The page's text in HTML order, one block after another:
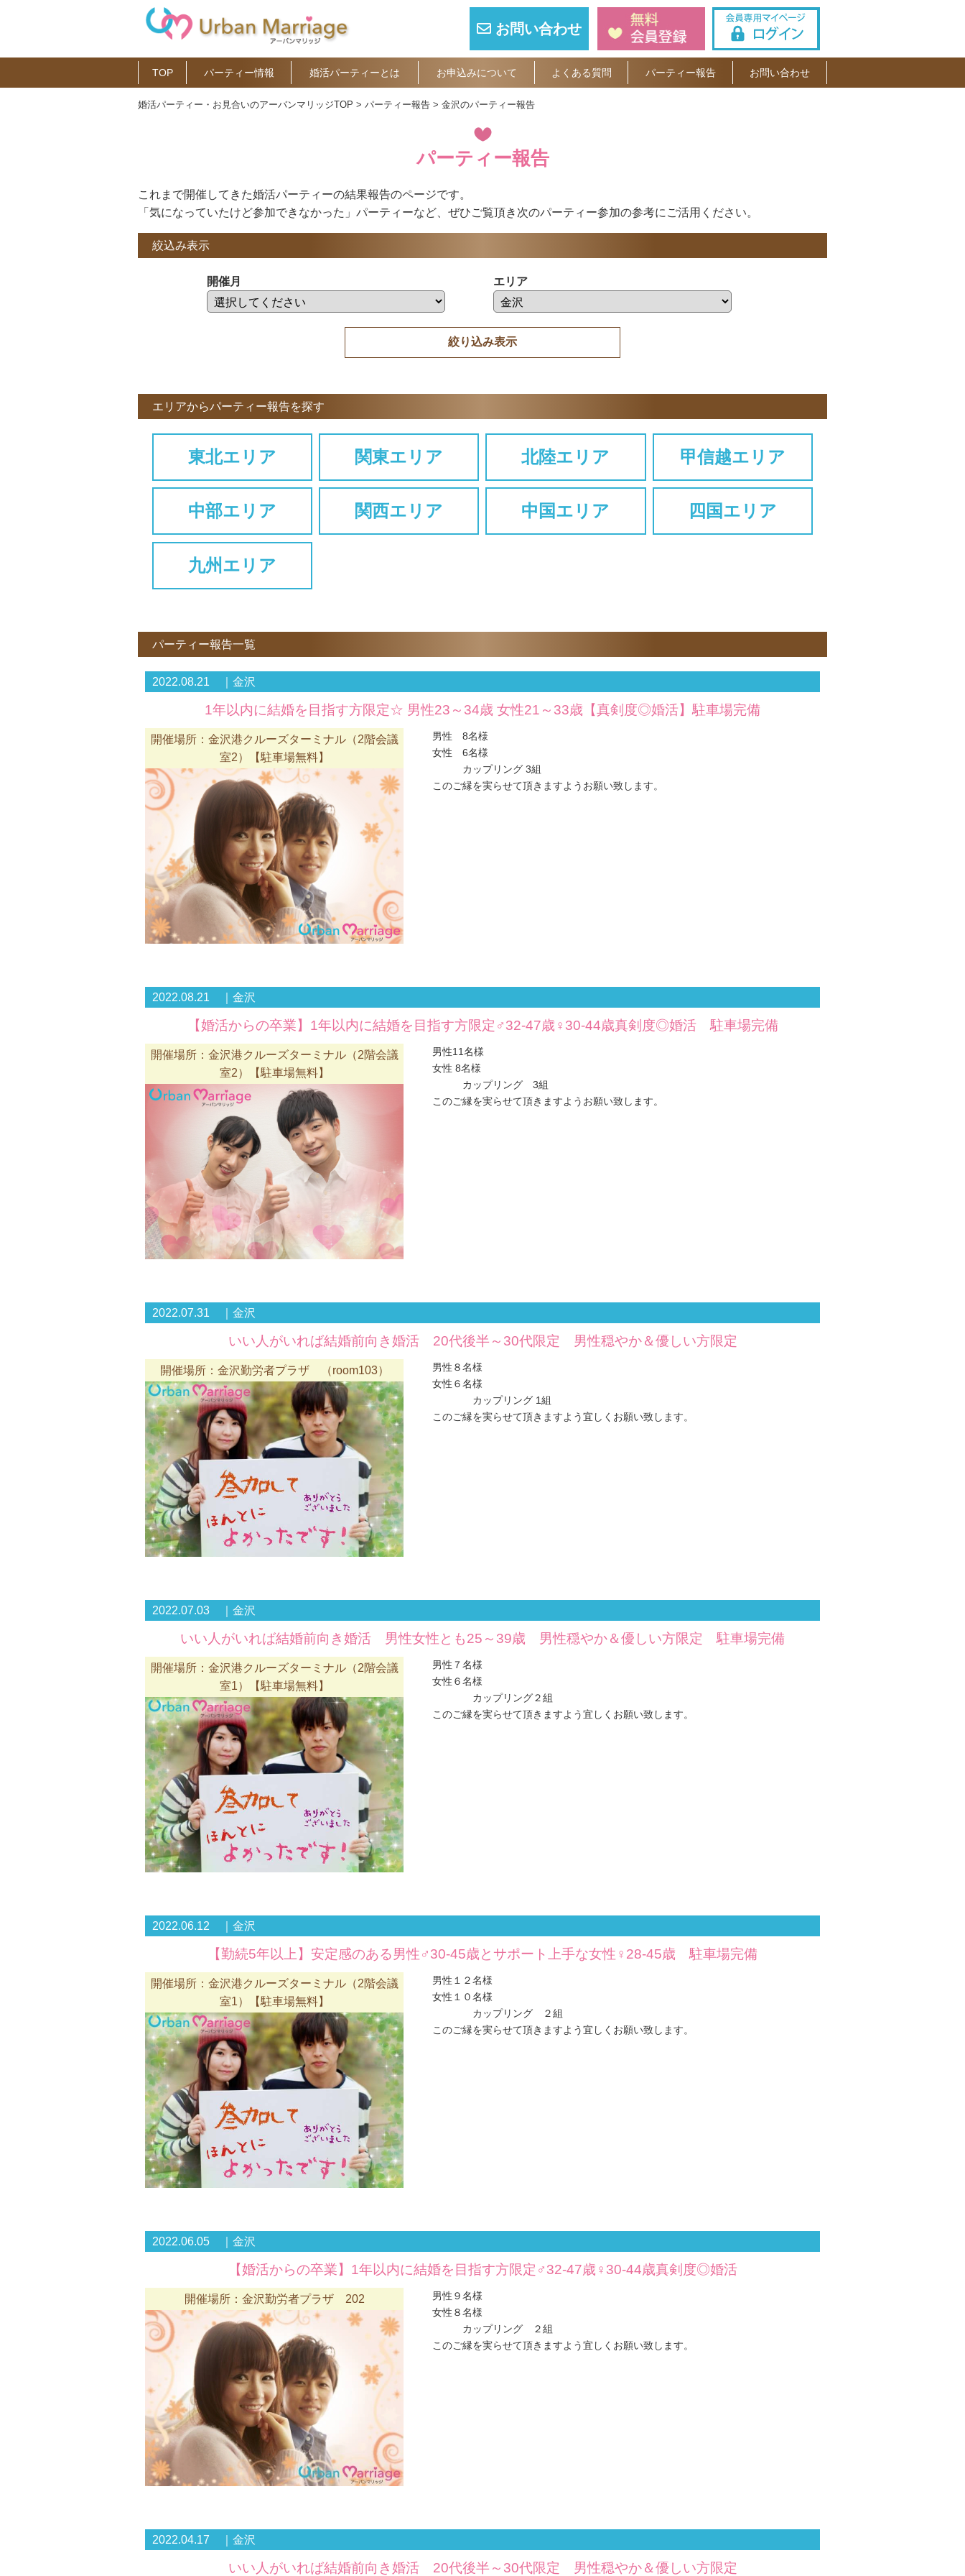
お問い合わせ
TOP パーティー情報 婚活パーティーとは お申込みについて よくある質問 パーティー報告 お問い合わせ
婚活パーティー・お見合いのアーバンマリッジTOP パーティー報告 金沢のパーティー報告
パーティー報告
これまで開催してきた婚活パーティーの結果報告のページです。
「気になっていたけど参加できなかった」パーティーなど、ぜひご覧頂き次のパーティー参加の参考にご活用ください。
絞込み表示
開催月 エリア
エリアからパーティー報告を探す
東北エリア 関東エリア 北陸エリア 甲信越エリア
中部エリア 関西エリア 中国エリア 四国エリア
九州エリア
パーティー報告一覧
2022.08.21 ｜金沢
1年以内に結婚を目指す方限定☆ 男性23～34歳 女性21～33歳【真剣度◎婚活】駐車場完備
開催場所：金沢港クルーズターミナル（2階会議
室2）【駐車場無料】
男性 8名様
女性 6名様
カップリング 3組
このご縁を実らせて頂きますようお願い致します。
2022.08.21 ｜金沢
【婚活からの卒業】1年以内に結婚を目指す方限定♂32-47歳♀30-44歳真剣度◎婚活 駐車場完備
開催場所：金沢港クルーズターミナル（2階会議
室2）【駐車場無料】
男性11名様
女性 8名様
カップリング 3組
このご縁を実らせて頂きますようお願い致します。
2022.07.31 ｜金沢
いい人がいれば結婚前向き婚活 20代後半～30代限定 男性穏やか＆優しい方限定
開催場所：金沢勤労者プラザ （room103）
男性８名様
女性６名様
カップリング 1組
このご縁を実らせて頂きますよう宜しくお願い致します。
2022.07.03 ｜金沢
いい人がいれば結婚前向き婚活 男性女性とも25～39歳 男性穏やか＆優しい方限定 駐車場完備
開催場所：金沢港クルーズターミナル（2階会議
室1）【駐車場無料】
男性７名様
女性６名様
カップリング２組
このご縁を実らせて頂きますよう宜しくお願い致します。
2022.06.12 ｜金沢
【勤続5年以上】安定感のある男性♂30-45歳とサポート上手な女性♀28-45歳 駐車場完備
開催場所：金沢港クルーズターミナル（2階会議
室1）【駐車場無料】
男性１２名様
女性１０名様
カップリング ２組
このご縁を実らせて頂きますよう宜しくお願い致します。
2022.06.05 ｜金沢
【婚活からの卒業】1年以内に結婚を目指す方限定♂32-47歳♀30-44歳真剣度◎婚活
開催場所：金沢勤労者プラザ 202
男性９名様
女性８名様
カップリング ２組
このご縁を実らせて頂きますよう宜しくお願い致します。
2022.04.17 ｜金沢
いい人がいれば結婚前向き婚活 20代後半～30代限定 男性穏やか＆優しい方限定